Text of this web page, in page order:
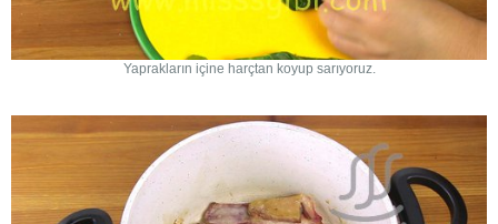
Yaprakların içine harçtan koyup sarıyoruz.